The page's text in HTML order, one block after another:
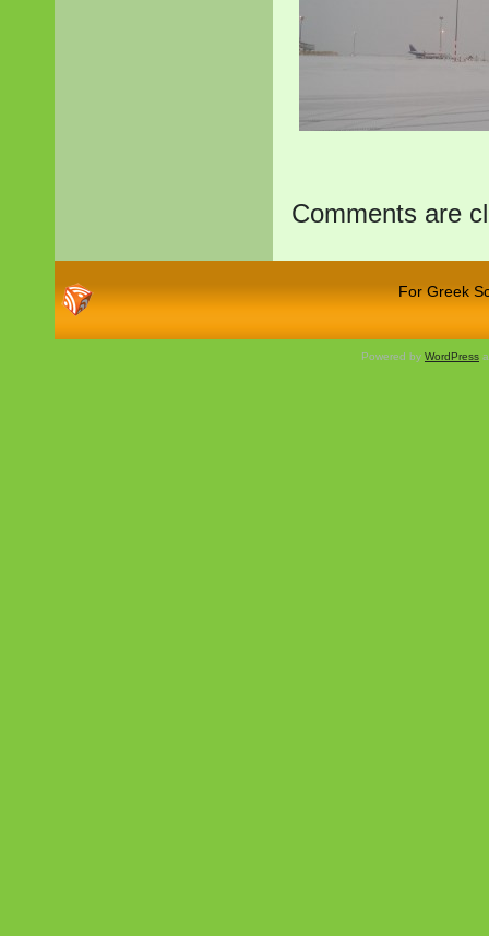
Comments are
For Greek
Powered by WordPress